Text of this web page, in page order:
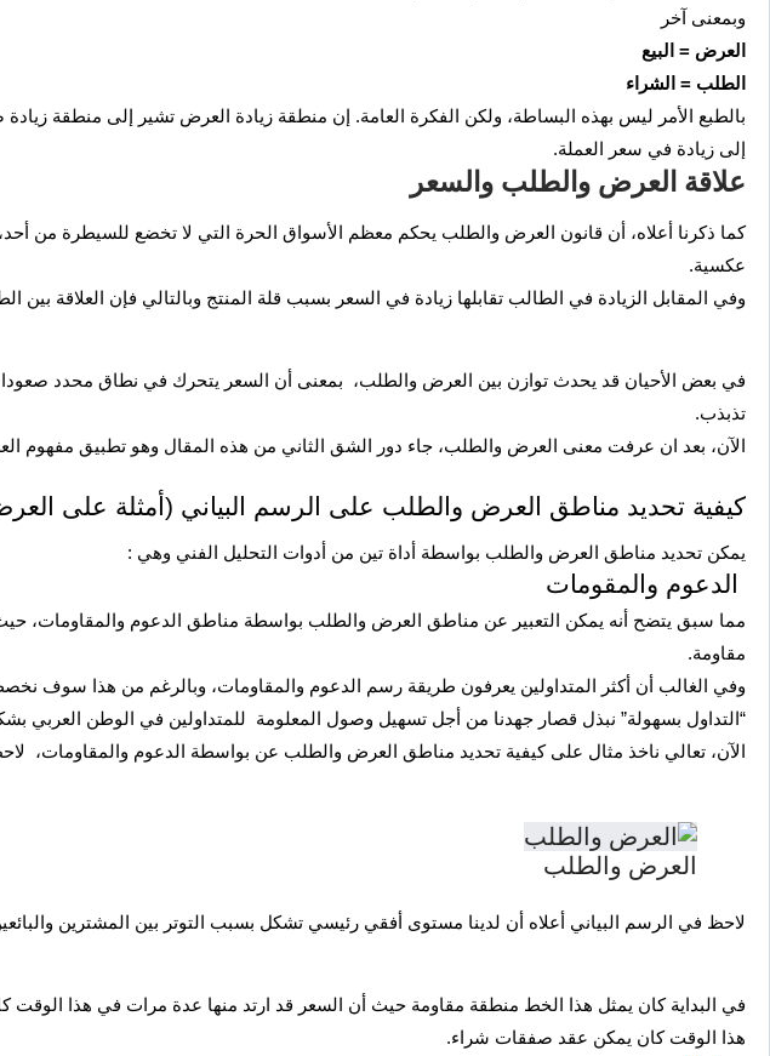
وبمعنى آخر
العرض = البيع
الطلب = الشراء
بالطبع الأمر ليس بهذه البساطة، ولكن الفكرة العامة. إن منطقة زيادة العرض تشير إلى منطقة
إلى زيادة في سعر العملة.
علاقة العرض والطلب والسعر
كما ذكرنا أعلاه، أن قانون العرض والطلب يحكم معظم الأسواق الحرة التي لا تخضع للسيطرة من
عكسية.
وفي المقابل الزيادة في الطالب تقابلها زيادة في السعر بسبب قلة المنتج وبالتالي فإن العلاقة بين
في بعض الأحيان قد يحدث توازن بين العرض والطلب، بمعنى أن السعر يتحرك في نطاق محدد
تذبذب.
الآن، بعد ان عرفت معنى العرض والطلب، جاء دور الشق الثاني من هذه المقال وهو تطبيق مفهوم
كيفية تحديد مناطق العرض والطلب على الرسم البياني (أمثلة على
يمكن تحديد مناطق العرض والطلب بواسطة أداة تين من أدوات التحليل الفني وهي :
الدعوم والمقومات
مما سبق يتضح أنه يمكن التعبير عن مناطق العرض والطلب بواسطة مناطق الدعوم والمقاومات،
مقاومة.
وفي الغالب أن أكثر المتداولين يعرفون طريقة رسم الدعوم والمقاومات، وبالرغم من هذا سوف
“التداول بسهولة” نبذل قصار جهدنا من أجل تسهيل وصول المعلومة للمتداولين في الوطن العربي
الآن، تعالي ناخذ مثال على كيفية تحديد مناطق العرض والطلب عن بواسطة الدعوم والمقاومات،
العرض والطلب
لاحظ في الرسم البياني أعلاه أن لدينا مستوى أفقي رئيسي تشكل بسبب التوتر بين المشترين
في البداية كان يمثل هذا الخط منطقة مقاومة حيث أن السعر قد ارتد منها عدة مرات في هذا
هذا الوقت كان يمكن عقد صفقات شراء.